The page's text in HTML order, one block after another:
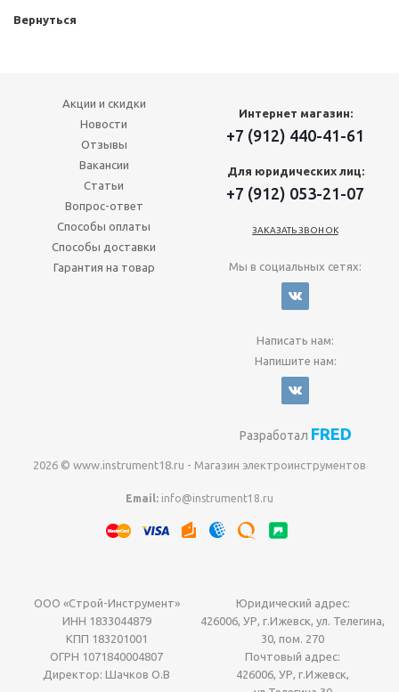
Вернуться
Акции и скидки
Новости
Отзывы
Вакансии
Статьи
Вопрос-ответ
Способы оплаты
Способы доставки
Гарантия на товар
Интернет магазин:
+7 (912) 440-41-61
Для юридических лиц:
+7 (912) 053-21-07
ЗАКАЗАТЬ ЗВОНОК
Мы в социальных сетях:
Написать нам:
Напишите нам:
Разработал FRED
2026 © www.instrument18.ru - Магазин электроинструментов
Email: info@instrument18.ru
ООО «Строй-Инструмент»
ИНН 1833044879
КПП 183201001
ОГРН 1071840004807
Директор: Шачков О.В
Юридический адрес:
426006, УР, г.Ижевск, ул. Телегина,
30, пом. 270
Почтовый адрес:
426006, УР, г.Ижевск,